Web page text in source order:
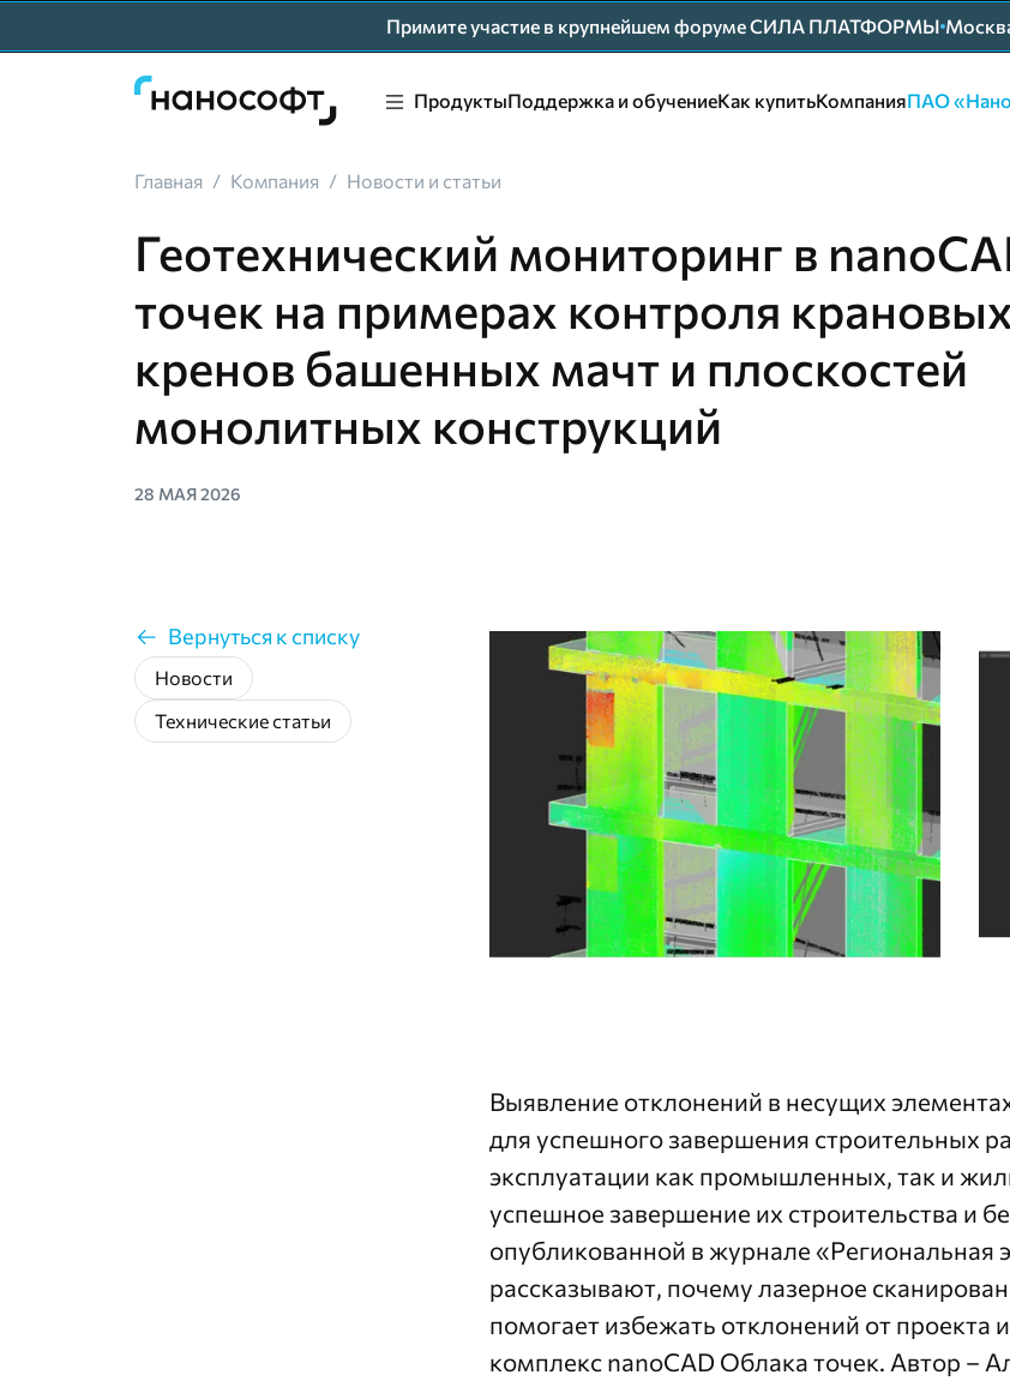
Примите участие в крупнейшем форуме СИЛА ПЛАТФОРМЫ
ПродуктыПоддержка и обучениеКак купитьКомпанияПАО
Главная / Компания / Новости и статьи
Геотехнический мониторинг в
точек на примерах контроля
кренов башенных мачт и плоскостей
монолитных конструкций
28 МАЯ 2026
Вернуться к списку
Новости
Технические статьи
Выявление отклонений в несущих
для успешного завершения строительных
эксплуатации как промышленных, так и
успешное завершение их строительства и
опубликованной в журнале «Региональная
рассказывают, почему лазерное
помогает избежать отклонений от
комплекс nanoCAD Облака точек. Автор –